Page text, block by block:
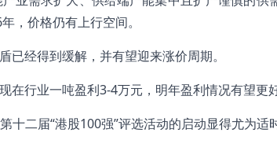
，价格仍有上行空间。
已经得到缓解，并有望迎来涨价周期。
行业一吨盈利3-4万元，明年盈利情况有望更好
十二届“港股100强”评选活动的启动显得尤为适